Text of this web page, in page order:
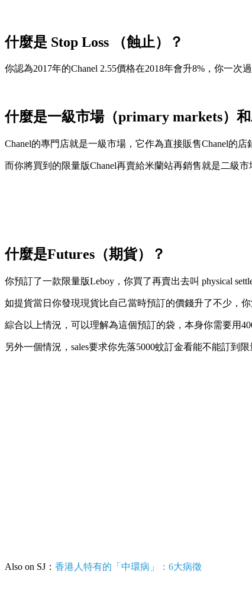
什麼是 Stop Loss （蝕止）？
你認為2017年的Chanel 2.55價格在2018年會升8%，你一次
什麼是一級市場（primary markets）
Chanel的專門店就是一級市場，它作為直接販售Chanel的店
而你將買到的限量版Chanel再賣給米蘭站再銷售就是二級市
什麼是Futures（期貨）？
你預訂了一款限量版Leboy，你買了再賣出去叫 physical
如提貨當日你發現現貨比自己當時預訂的價錢升了不少，你
綜合以上情況，可以理解為這個預訂的袋，本身你需要用
另外一個情況，sales要求你先落5000蚊訂金看能不能訂到
Also on SJ： 香港人特有的「中環病」：6大病徵